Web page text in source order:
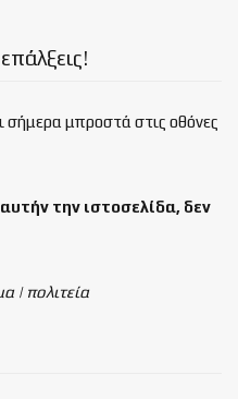
σήμερα μπροστά στις οθόνες
την ιστοσελίδα, δεν
| πολιτεία